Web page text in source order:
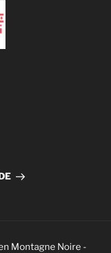
Montagne Noire -